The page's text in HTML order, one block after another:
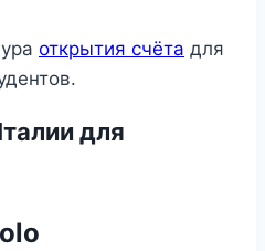
открытия счёта для
для